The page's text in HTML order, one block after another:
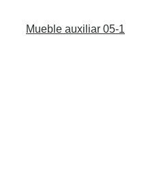
Mueble auxiliar 05-1